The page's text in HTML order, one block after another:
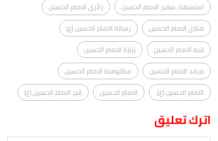
استشهاد سفير الامام الحسين
زائري الامام الحسين
منازل الامام الحسين
رسالة الامام الحسين (ع)
قبة الامام الحسين
زيارة الامام الحسين
مرقد الامام الحسين
مظلومية الامام الحسين
الامام الحسين (ع).
الامام الحسين قبر الامام الحسين (ع)
اترك تعليق